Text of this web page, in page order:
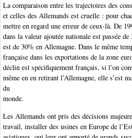
La comparaison entre les trajectoires des
et celles des Allemands est cruelle : pour
mettre en regard une erreur de ceux-là. De
dans la valeur ajoutée nationale est passée
est de 30% en Allemagne. Dans le même
française dans les exportations de la zone
déclin est spécifiquement français, si l’on
même en en retirant l’Allemagne, elle s’est
du
monde.
Les Allemands ont pris des décisions
travail, installer des usines en Europe de